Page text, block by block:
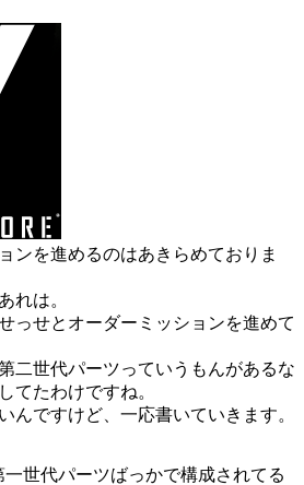
ンを進めるのはあきらめておりま
れは。
っせとオーダーミッションを進めて
二世代パーツっていうもんがあるな
てたわけですね。
んですけど、一応書いていきます。
世代パーツばっかで構成されてる